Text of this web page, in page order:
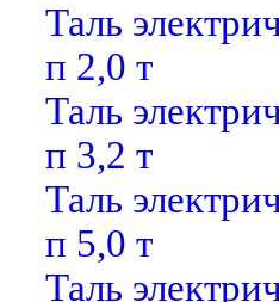
Таль
п 2,0 т
Таль
п 3,2 т
Таль
п 5,0 т
Таль